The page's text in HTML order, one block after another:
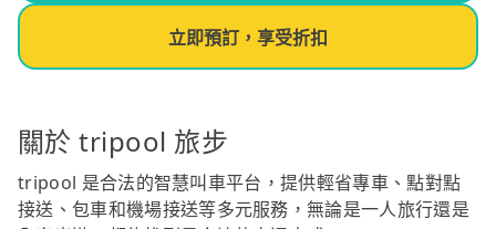
立即預訂，享受折扣
關於 tripool 旅步
tripool 是合法的智慧叫車平台，提供輕省專車、點對點
接送、包車和機場接送等多元服務，無論是一人旅行還是